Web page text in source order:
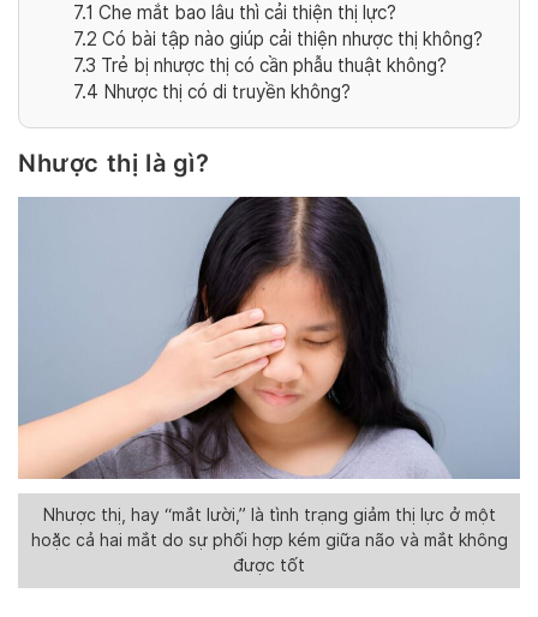
7.1 Che mắt bao lâu thì cải thiện thị lực?
7.2 Có bài tập nào giúp cải thiện nhược thị không?
7.3 Trẻ bị nhược thị có cần phẫu thuật không?
7.4 Nhược thị có di truyền không?
Nhược thị là gì?
Nhược thị, hay “mắt lười,” là tình trạng giảm thị lực ở một
hoặc cả hai mắt do sự phối hợp kém giữa não và mắt không
được tốt